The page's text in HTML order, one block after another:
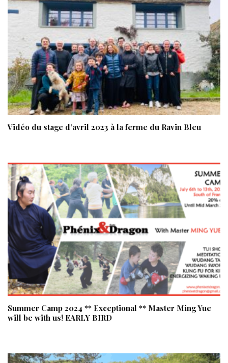
Vidéo du stage d’avril 2023 à la ferme du Ravin Bleu
Summer Camp 2024 ** Exceptional ** Master Ming Yue
will be with us! EARLY BIRD